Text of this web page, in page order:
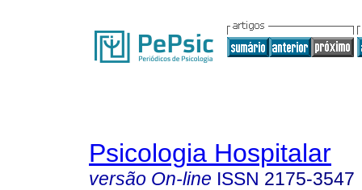
Psicologia Hospitalar
versão On-line ISSN 2175-3547